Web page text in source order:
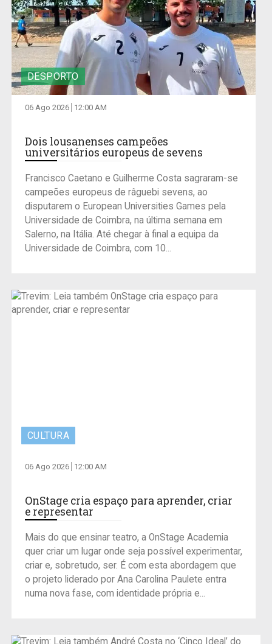
DESPORTO
06 Ago 2026 12:00 AM
Dois lousanenses campeões
universitários europeus de sevens
Francisco Caetano e Guilherme Costa sagraram-se
campeões europeus de râguebi sevens, ao
disputarem o European Universities Games pela
Universidade de Coimbra, na última semana em
Salerno, na Itália. Até chegar à final a equipa da
Universidade de Coimbra, com 10...
CULTURA
06 Ago 2026 12:00 AM
OnStage cria espaço para aprender, criar
e representar
Mais do que ensinar teatro, a OnStage Academia
quer criar um lugar onde seja possível experimentar,
criar e, sobretudo, ser. É com esta abordagem que
o projeto liderado por Ana Carolina Paulete entra
numa nova fase, com identidade própria e...